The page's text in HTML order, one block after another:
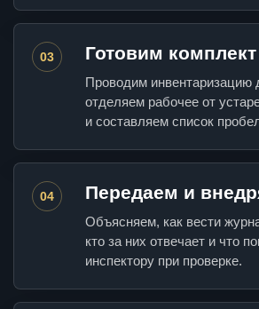
03 Готовим комплект
Проводим инвентаризацию
отделяем рабочее от
и составляем список
04 Передаем и
Объясняем, как вести
кто за них отвечает и что
инспектору при проверке.